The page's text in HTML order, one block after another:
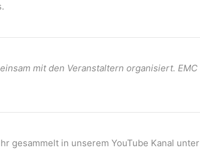
mit den Veranstaltern organisiert. EMC
gesammelt in unserem YouTube Kanal unter